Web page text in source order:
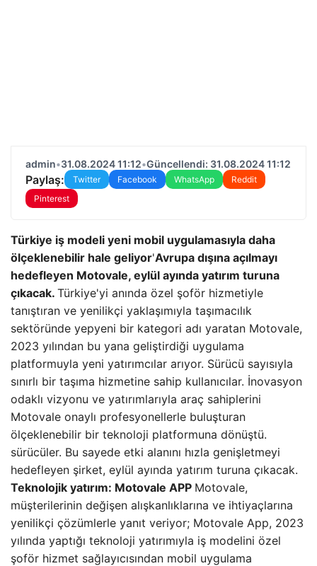
admin•31.08.2024 11:12•Güncellendi: 31.08.2024 11:12
Paylaş: Twitter Facebook WhatsApp
Reddit
Pinterest
Türkiye iş modeli yeni mobil uygulamasıyla daha
ölçeklenebilir hale geliyor'Avrupa dışına açılmayı
hedefleyen Motovale, eylül ayında yatırım turuna
çıkacak. Türkiye'yi anında özel şoför hizmetiyle
tanıştıran ve yenilikçi yaklaşımıyla taşımacılık
sektöründe yepyeni bir kategori adı yaratan Motovale,
2023 yılından bu yana geliştirdiği uygulama
platformuyla yeni yatırımcılar arıyor. Sürücü sayısıyla
sınırlı bir taşıma hizmetine sahip kullanıcılar. İnovasyon
odaklı vizyonu ve yatırımlarıyla araç sahiplerini
Motovale onaylı profesyonellerle buluşturan
ölçeklenebilir bir teknoloji platformuna dönüştü.
sürücüler. Bu sayede etki alanını hızla genişletmeyi
hedefleyen şirket, eylül ayında yatırım turuna çıkacak.
Teknolojik yatırım: Motovale APP Motovale,
müşterilerinin değişen alışkanlıklarına ve ihtiyaçlarına
yenilikçi çözümlerle yanıt veriyor; Motovale App, 2023
yılında yaptığı teknoloji yatırımıyla iş modelini özel
şoför hizmet sağlayıcısından mobil uygulama